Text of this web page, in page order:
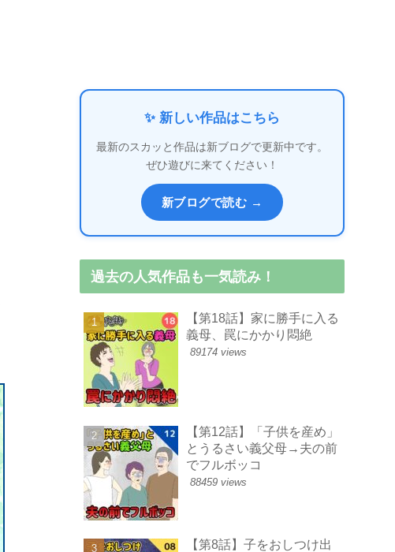
✨ 新しい作品はこちら
最新のスカッと作品は新ブログで更新中です。
ぜひ遊びに来てください！
新ブログで読む →
過去の人気作品も一気読み！
【第18話】家に勝手に入る
義母、罠にかかり悶絶
89174 views
【第12話】「子供を産め」
とうるさい義父母→夫の前
でフルボッコ
88459 views
【第8話】子をおしつけ出